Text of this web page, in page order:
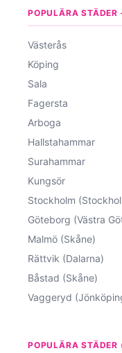
POPULÄRA
Västerås
Köping
Sala
Fagersta
Arboga
Hallstahammar
Surahammar
Kungsör
Stockholm
Göteborg (Västra
Malmö (Skåne)
Rättvik (Dalarna)
Båstad (Skåne)
Vaggeryd
POPULÄRA STÄDER